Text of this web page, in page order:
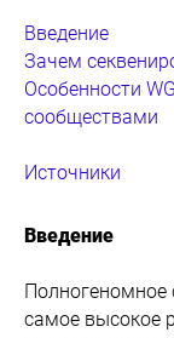
Введение
Зачем
Особенности
сообществами
Источники
Введение
Полногеномное
самое высокое